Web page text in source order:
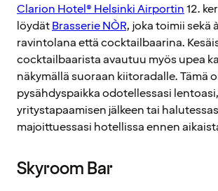
Clarion Hotel® Helsinki Airportin12.
löydätBrasserie NÒR, joka toimii sekä
ravintolana että cocktailbaarina.
cocktailbaarista avautuu myös upea
näkymällä suoraan kiitoradalle. Tämä
pysähdyspaikka odotellessasi lentoasi,
yritystapaamisen jälkeen tai
majoittuessasi hotellissa ennen
Skyroom Bar